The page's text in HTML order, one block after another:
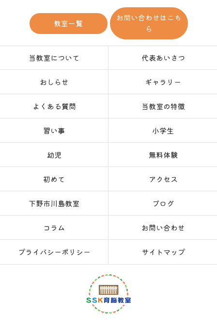
教室一覧
お問い合わせはこち
ら
当教室について 代表あいさつ
おしらせ ギャラリー
よくある質問 当教室の特徴
習い事 小学生
幼児 無料体験
初めて アクセス
下野市川島教室 ブログ
コラム お問い合わせ
プライバシーポリシー サイトマップ